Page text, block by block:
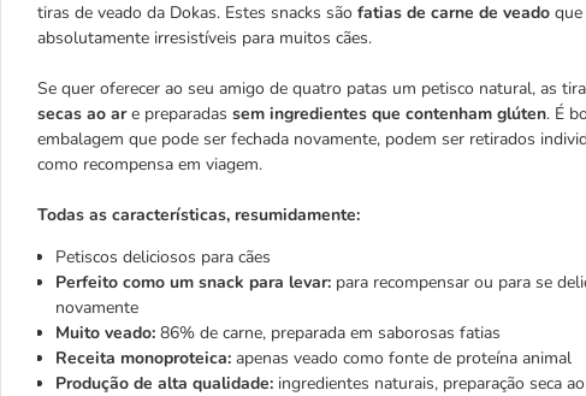
tiras de veado da Dokas. Estes snacks são fatias de carne de veado
absolutamente irresistíveis para muitos cães.
Se quer oferecer ao seu amigo de quatro patas um petisco natural, as
secas ao are preparadas sem ingredientes que contenham glúten. É
embalagem que pode ser fechada novamente, podem ser retirados
como recompensa em viagem.
Todas as características, resumidamente:
Petiscos deliciosos para cães
Perfeito como um snack para levar: para recompensar ou para se
novamente
Muito veado: 86% de carne, preparada em saborosas fatias
Receita monoproteica: apenas veado como fonte de proteína animal
Produção de alta qualidade: ingredientes naturais, preparação seca